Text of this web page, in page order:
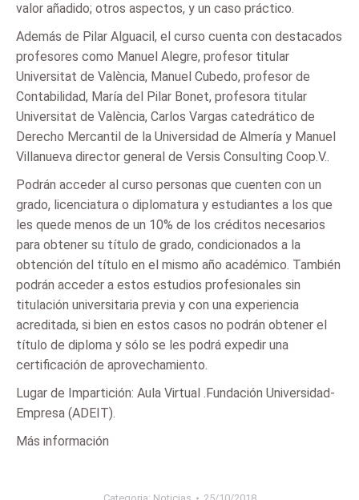
valor añadido; otros aspectos, y un caso práctico.
Además de Pilar Alguacil, el curso cuenta con destacados
profesores como Manuel Alegre, profesor titular
Universitat de València, Manuel Cubedo, profesor de
Contabilidad, María del Pilar Bonet, profesora titular
Universitat de València, Carlos Vargas catedrático de
Derecho Mercantil de la Universidad de Almería y Manuel
Villanueva director general de Versis Consulting Coop.V..
Podrán acceder al curso personas que cuenten con un
grado, licenciatura o diplomatura y estudiantes a los que
les quede menos de un 10% de los créditos necesarios
para obtener su título de grado, condicionados a la
obtención del título en el mismo año académico. También
podrán acceder a estos estudios profesionales sin
titulación universitaria previa y con una experiencia
acreditada, si bien en estos casos no podrán obtener el
título de diploma y sólo se les podrá expedir una
certificación de aprovechamiento.
Lugar de Impartición: Aula Virtual .Fundación Universidad-
Empresa (ADEIT).
Más información